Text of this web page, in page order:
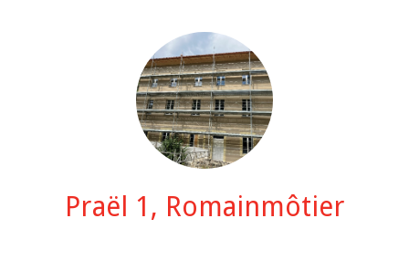
Praël 1, Romainmôtier